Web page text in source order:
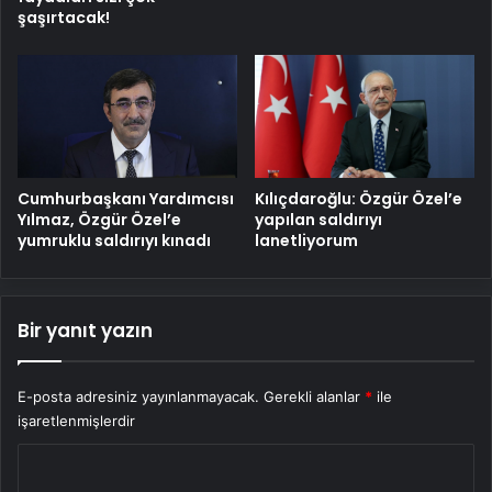
şaşırtacak!
Cumhurbaşkanı Yardımcısı
Yılmaz, Özgür Özel’e
yumruklu saldırıyı kınadı
Kılıçdaroğlu: Özgür Özel’e
yapılan saldırıyı
lanetliyorum
Bir yanıt yazın
E-posta adresiniz yayınlanmayacak. Gerekli alanlar * ile
işaretlenmişlerdir